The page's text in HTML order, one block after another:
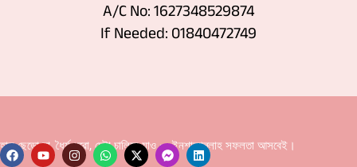
A/C No: 1627348529874
If Needed: 01840472749
হাল ছেড়ো না, ধৈর্য ধরো, চেষ্টা চালিয়ে যাও — ইনশাআল্লাহ সফলতা আসবেই।